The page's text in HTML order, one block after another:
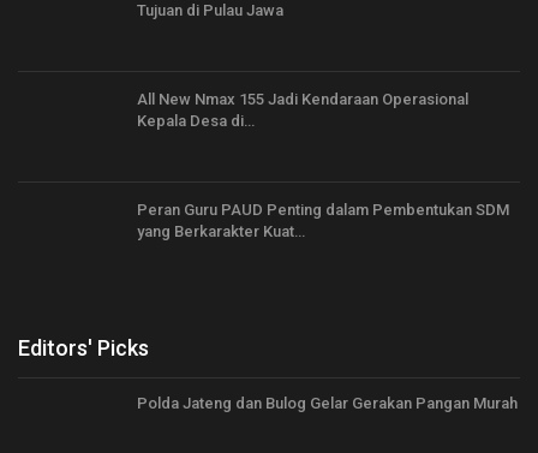
Tujuan di Pulau Jawa
All New Nmax 155 Jadi Kendaraan Operasional
Kepala Desa di…
Peran Guru PAUD Penting dalam Pembentukan SDM
yang Berkarakter Kuat…
Editors' Picks
Polda Jateng dan Bulog Gelar Gerakan Pangan Murah